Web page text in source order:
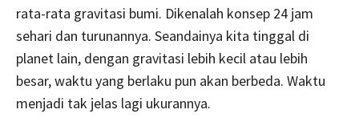
rata-rata gravitasi bumi. Dikenalah konsep 24 jam
sehari dan turunannya. Seandainya kita tinggal di
planet lain, dengan gravitasi lebih kecil atau lebih
besar, waktu yang berlaku pun akan berbeda. Waktu
menjadi tak jelas lagi ukurannya.